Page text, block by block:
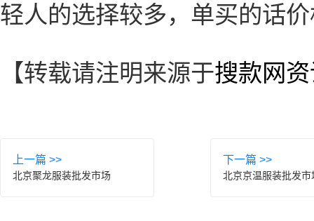
轻人的选择较多，单买的话
【转载请注明来源于搜款网
上一篇 >>
北京聚龙服装批发市场
下一篇 >>
北京京温服装批发市